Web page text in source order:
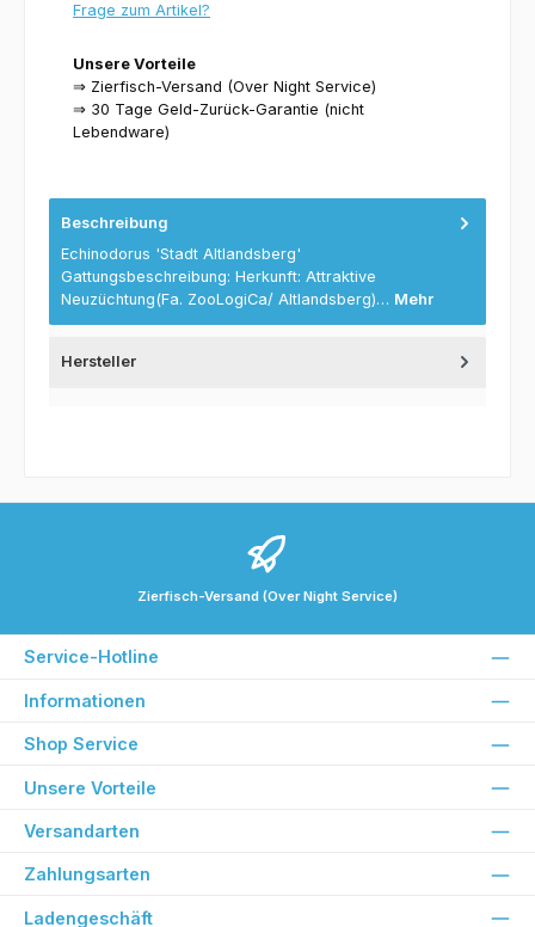
Frage zum Artikel?
Unsere Vorteile
⇒ Zierfisch-Versand (Over Night Service)
⇒ 30 Tage Geld-Zurück-Garantie (nicht
Lebendware)
Beschreibung
Echinodorus 'Stadt Altlandsberg'
Gattungsbeschreibung: Herkunft: Attraktive
Neuzüchtung(Fa. ZooLogiCa/ Altlandsberg)… Mehr
Hersteller
Zierfisch-Versand (Over Night Service)
Service-Hotline
Informationen
Shop Service
Unsere Vorteile
Versandarten
Zahlungsarten
Ladengeschäft